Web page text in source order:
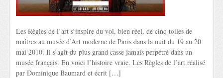
Les Règles de l’art s’inspire du vol, bien réel, de cinq toiles de
maîtres au musée d’Art moderne de Paris dans la nuit du 19 au 20
mai 2010. Il s’agit du plus grand casse jamais perpétré dans un
musée français. En voici l’histoire vraie. Les Règles de l’art réalisé
par Dominique Baumard et écrit […]